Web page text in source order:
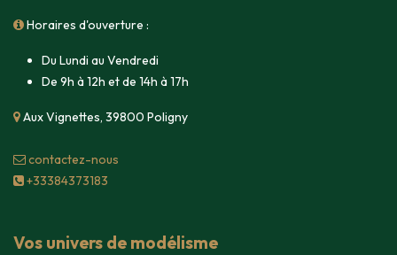
Horaires d'ouverture :
Du Lundi au Vendredi
De 9h à 12h et de 14h à 17h
Aux Vignettes, 39800 Poligny
contacte​z-nous
+33384373183
Vos univers de modélisme